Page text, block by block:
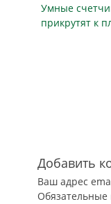
устранении
рублей. Как
в
жалобой в…
записям
Предыдущая
публикация
Умные
прикрутят к
Добавить
Ваш адрес